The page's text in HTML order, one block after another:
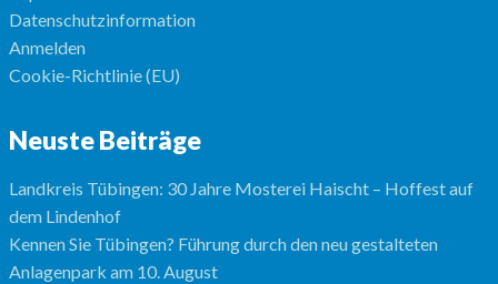
Datenschutzinformation
Anmelden
Cookie-Richtlinie (EU)
Neuste Beiträge
Landkreis Tübingen: 30 Jahre Mosterei Haischt – Hoffest auf
dem Lindenhof
Kennen Sie Tübingen? Führung durch den neu gestalteten
Anlagenpark am 10. August